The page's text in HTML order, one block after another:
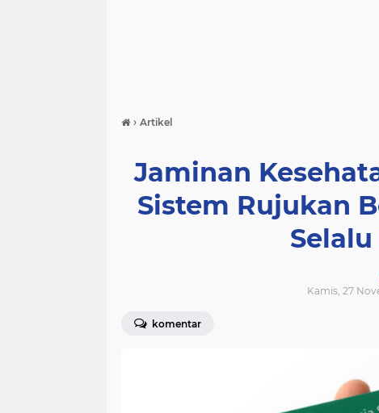
› Artikel
Jaminan
Sistem Rujukan
Kamis, 27
komentar